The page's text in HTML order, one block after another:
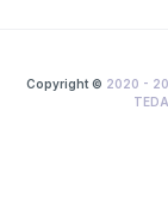
Copyright © 2020 -